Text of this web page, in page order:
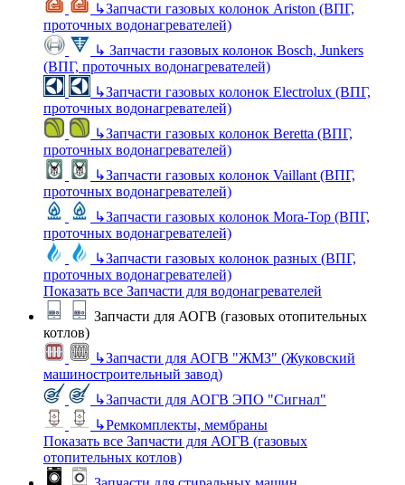
↳Запчасти газовых колонок Ariston (ВПГ,
проточных водонагревателей)
↳ Запчасти газовых колонок Bosch, Junkers
(ВПГ, проточных водонагревателей)
↳Запчасти газовых колонок Electrolux (ВПГ,
проточных водонагревателей)
↳Запчасти газовых колонок Beretta (ВПГ,
проточных водонагревателей)
↳Запчасти газовых колонок Vaillant (ВПГ,
проточных водонагревателей)
↳Запчасти газовых колонок Mora-Top (ВПГ,
проточных водонагревателей)
↳Запчасти газовых колонок разных (ВПГ,
проточных водонагревателей)
Показать все Запчасти для водонагревателей
Запчасти для АОГВ (газовых отопительных
котлов)
↳Запчасти для АОГВ "ЖМЗ" (Жуковский
машиностроительный завод)
↳Запчасти для АОГВ ЭПО "Сигнал"
↳Ремкомплекты, мембраны
Показать все Запчасти для АОГВ (газовых
отопительных котлов)